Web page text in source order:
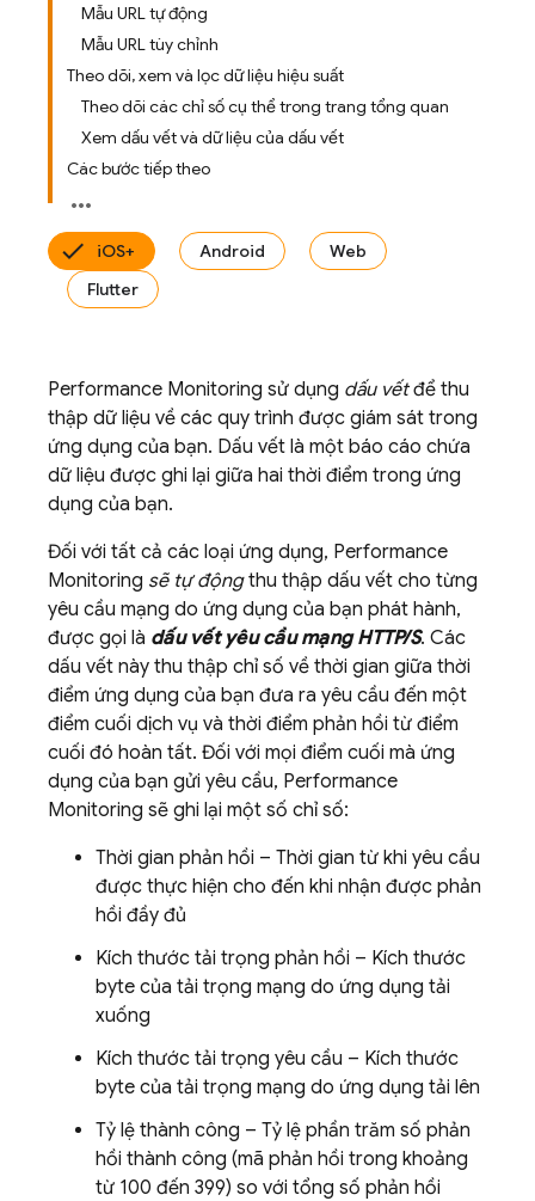
Mẫu URL tự động
Mẫu URL tùy chỉnh
Theo dõi, xem và lọc dữ liệu hiệu suất
Theo dõi các chỉ số cụ thể trong trang tổng quan
Xem dấu vết và dữ liệu của dấu vết
Các bước tiếp theo
iOS+ Android
Web
Flutter
Performance Monitoring sử dụng dấu vếtđể thu
thập dữ liệu về các quy trình được giám sát trong
ứng dụng của bạn. Dấu vết là một báo cáo chứa
dữ liệu được ghi lại giữa hai thời điểm trong ứng
dụng của bạn.
Đối với tất cả các loại ứng dụng, Performance
Monitoring sẽ tự độngthu thập dấu vết cho từng
yêu cầu mạng do ứng dụng của bạn phát hành,
được gọi là dấu vết yêu cầu mạng HTTP/S. Các
dấu vết này thu thập chỉ số về thời gian giữa thời
điểm ứng dụng của bạn đưa ra yêu cầu đến một
điểm cuối dịch vụ và thời điểm phản hồi từ điểm
cuối đó hoàn tất. Đối với mọi điểm cuối mà ứng
dụng của bạn gửi yêu cầu, Performance
Monitoring sẽ ghi lại một số chỉ số:
Thời gian phản hồi – Thời gian từ khi yêu cầu
được thực hiện cho đến khi nhận được phản
hồi đầy đủ
Kích thước tải trọng phản hồi – Kích thước
byte của tải trọng mạng do ứng dụng tải
xuống
Kích thước tải trọng yêu cầu – Kích thước
byte của tải trọng mạng do ứng dụng tải lên
Tỷ lệ thành công – Tỷ lệ phần trăm số phản
hồi thành công (mã phản hồi trong khoảng
từ 100 đến 399) so với tổng số phản hồi